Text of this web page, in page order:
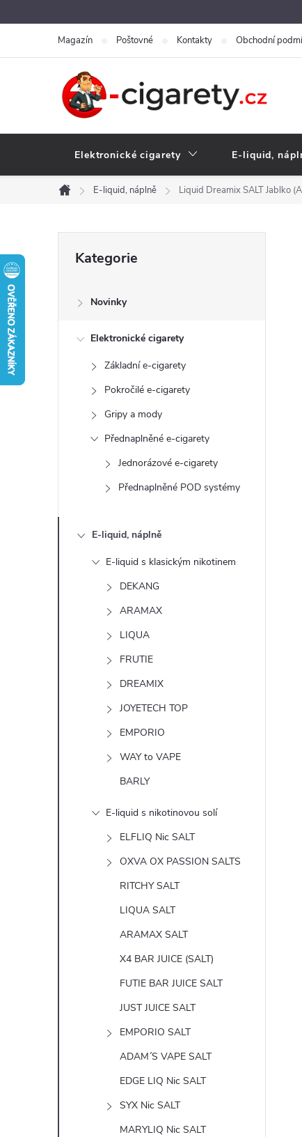
na
Magazín Poštovné Kontakty Obchodní
Elektronické cigarety E-liquid,
Domů
E-liquid, náplně Liquid Dreamix SALT Jablko
í
kategorie
Kategorie
Novinky
Elektronické cigarety
Základní e-cigarety
Pokročilé e-cigarety
Gripy a mody
Přednaplněné e-cigarety
Jednorázové e-cigarety
Přednaplněné POD systémy
E-liquid, náplně
E-liquid s klasickým nikotinem
DEKANG
ARAMAX
LIQUA
FRUTIE
DREAMIX
JOYETECH TOP
EMPORIO
WAY to VAPE
BARLY
E-liquid s nikotinovou solí
ELFLIQ Nic SALT
OXVA OX PASSION SALTS
RITCHY SALT
LIQUA SALT
ARAMAX SALT
X4 BAR JUICE (SALT)
FUTIE BAR JUICE SALT
JUST JUICE SALT
EMPORIO SALT
ADAM´S VAPE SALT
EDGE LIQ Nic SALT
SYX Nic SALT
MARYLIQ Nic SALT